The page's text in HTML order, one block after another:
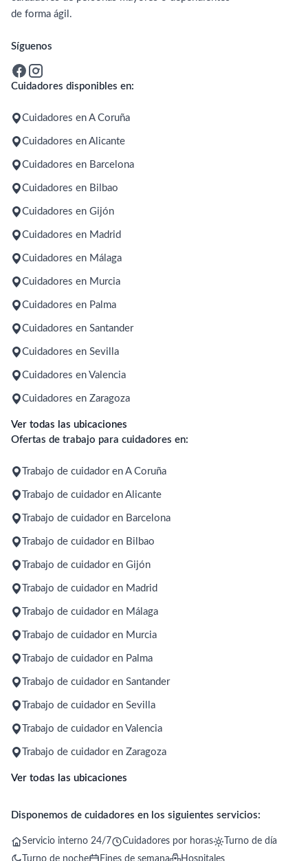
de forma ágil.
Síguenos
Cuidadores disponibles en:
Cuidadores en A Coruña
Cuidadores en Alicante
Cuidadores en Barcelona
Cuidadores en Bilbao
Cuidadores en Gijón
Cuidadores en Madrid
Cuidadores en Málaga
Cuidadores en Murcia
Cuidadores en Palma
Cuidadores en Santander
Cuidadores en Sevilla
Cuidadores en Valencia
Cuidadores en Zaragoza
Ver todas las ubicaciones
Ofertas de trabajo para cuidadores en:
Trabajo de cuidador en A Coruña
Trabajo de cuidador en Alicante
Trabajo de cuidador en Barcelona
Trabajo de cuidador en Bilbao
Trabajo de cuidador en Gijón
Trabajo de cuidador en Madrid
Trabajo de cuidador en Málaga
Trabajo de cuidador en Murcia
Trabajo de cuidador en Palma
Trabajo de cuidador en Santander
Trabajo de cuidador en Sevilla
Trabajo de cuidador en Valencia
Trabajo de cuidador en Zaragoza
Ver todas las ubicaciones
Disponemos de cuidadores en los siguientes servicios:
Servicio interno 24/7 Cuidadores por horas
Turno de día
Turno de noche
Fines de semana Hospitales